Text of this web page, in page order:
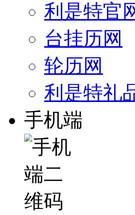
利是特官
台挂历网
轮历网
利是特礼
手机端